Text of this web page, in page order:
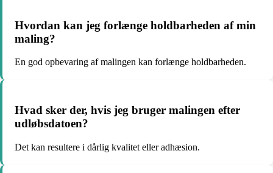
Hvordan kan jeg forlænge holdbarheden af min
maling?
En god opbevaring af malingen kan forlænge holdbarheden.
Hvad sker der, hvis jeg bruger malingen efter
udløbsdatoen?
Det kan resultere i dårlig kvalitet eller adhæsion.